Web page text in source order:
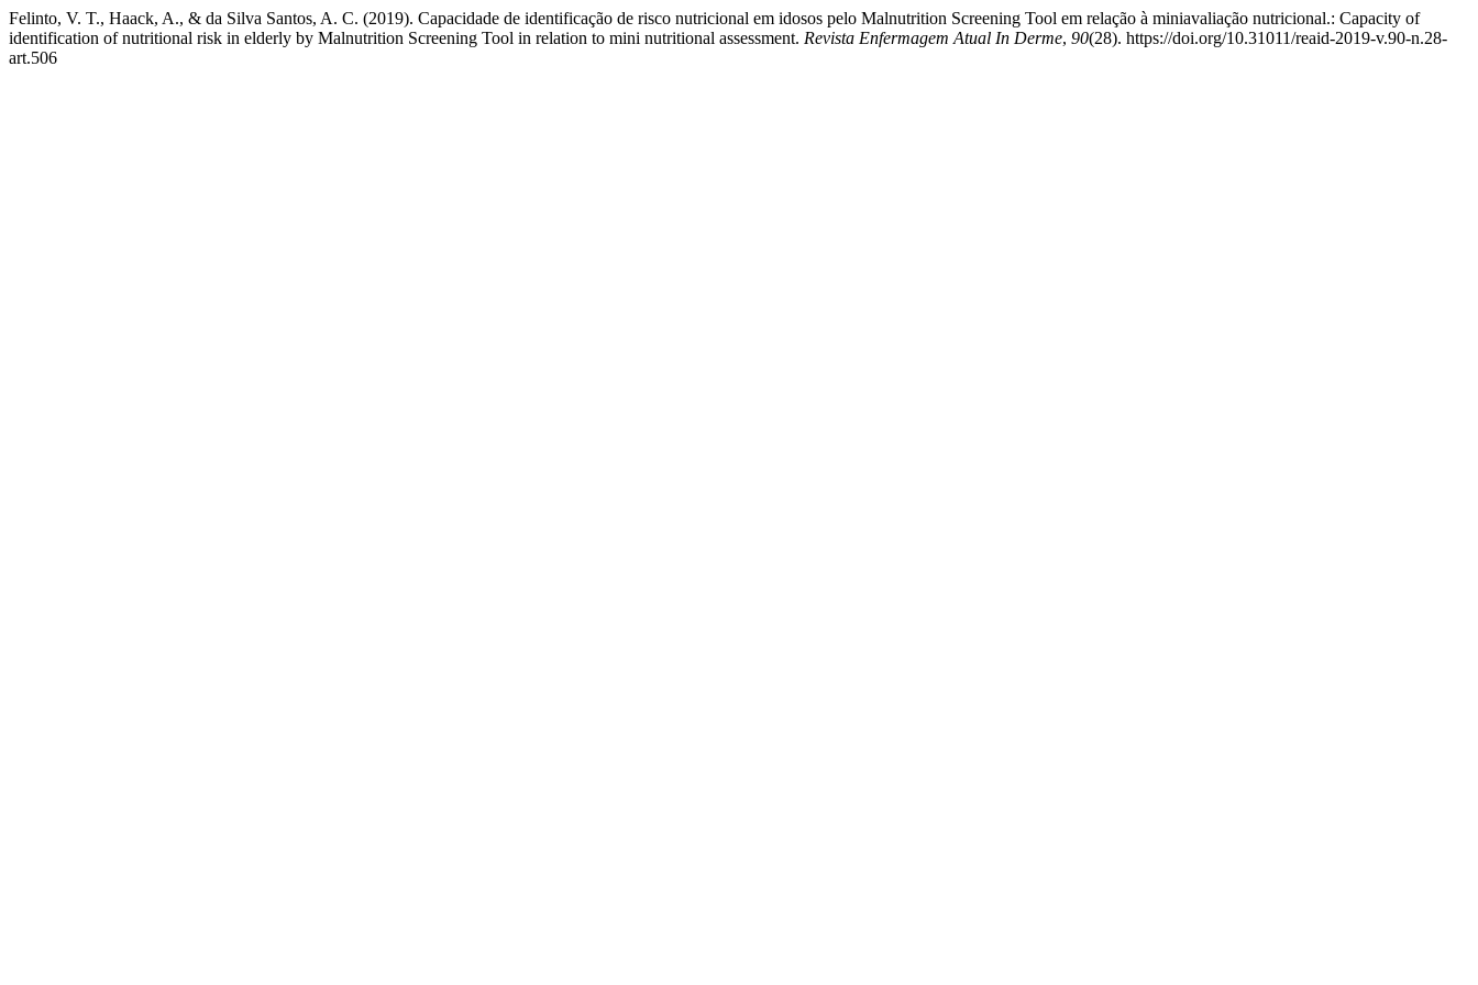
Felinto, V. T., Haack, A., & da Silva Santos, A. C. (2019). Capacidade de identificação de risco nutricional em idosos pelo Malnutrition Screening Tool em relação à miniavaliação nutricional.: Capacity of
identification of nutritional risk in elderly by Malnutrition Screening Tool in relation to mini nutritional assessment. Revista Enfermagem Atual In Derme, 90(28). https://doi.org/10.31011/reaid-2019-v.90-n.28-
art.506